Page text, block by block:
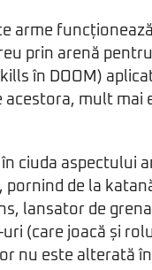
arme
prin arenă
în DOOM)
mult mai
ciuda aspectului
pornind de la
lansator de
(care joacă și
nu este alterată